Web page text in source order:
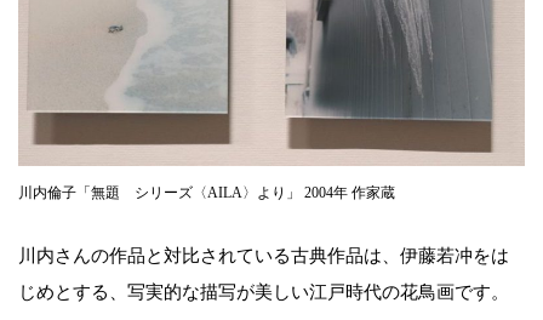
川内倫子「無題 シリーズ〈AILA〉より」 2004年 作家蔵
川内さんの作品と対比されている古典作品は、伊藤若冲をは
じめとする、写実的な描写が美しい江戸時代の花鳥画です。